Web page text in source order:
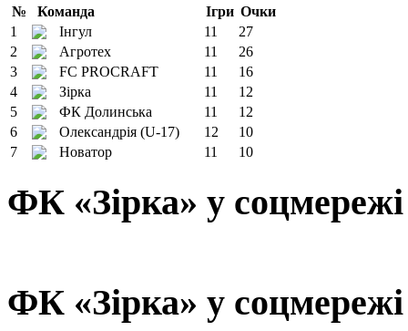
№ Команда Ігри Очки
1
Інгул 11
27
2
Агротех 11
26
3
FC PROCRAFT 11
16
4
Зірка 11
12
5
ФК Долинська 11
12
6
Олександрія (U-17) 12
10
7
Новатор 11 10
ФК «Зірка» у
ФК «Зірка» у